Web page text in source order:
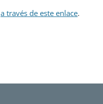
a través de este enlace.